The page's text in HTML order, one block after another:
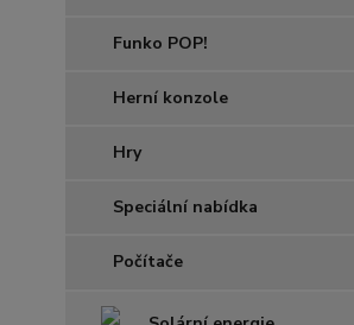
Funko POP!
Herní konzole
Hry
Speciální nabídka
Počítače